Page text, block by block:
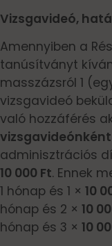
Vizsgavideó,
Amennyiben a
tanúsítványt
masszázsról 1
vizsgavideó
való hozzáférés
vizsgavideónként
adminisztrációs
10 000 Ft. Ennek
1 hónap és 1 × 10
hónap és 2 × 10
hónap és 3 × 10